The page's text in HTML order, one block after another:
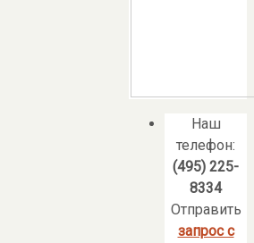
Наш
телефон:
(495) 225-
8334
Отправить
запрос с